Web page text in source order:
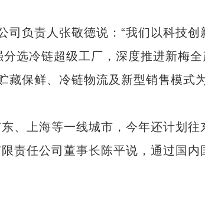
负责人张敬德说：“我们以科技创
选冷链超级工厂，深度推进新梅
藏保鲜、冷链物流及新型销售模式
上海等一线城市，今年还计划往
责任公司董事长陈平说，通过国